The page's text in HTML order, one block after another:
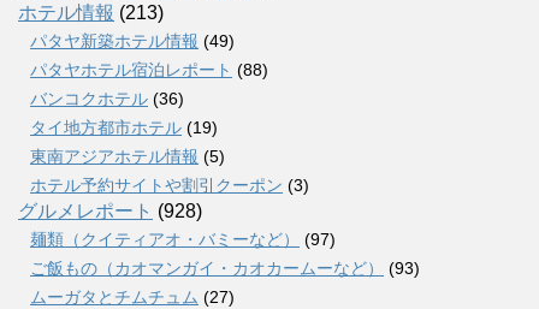
ホテル情報 (213)
パタヤ新築ホテル情報 (49)
パタヤホテル宿泊レポート (88)
バンコクホテル (36)
タイ地方都市ホテル (19)
東南アジアホテル情報 (5)
ホテル予約サイトや割引クーポン (3)
グルメレポート (928)
麺類（クイティアオ・バミーなど）
(97)
ご飯もの（カオマンガイ・カオカームーなど）
(93)
ムーガタとチムチュム (27)